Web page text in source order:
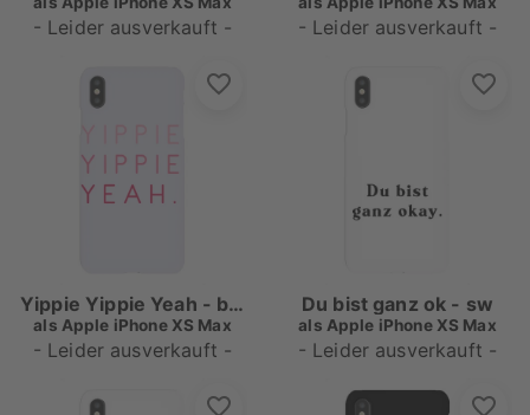
- Leider ausverkauft - - Leider ausverkauft -
Yippie Yippie Yeah - bunt
als Apple iPhone XS Max
- Leider ausverkauft -
Du bist ganz ok - sw
als Apple iPhone XS Max
- Leider ausverkauft -